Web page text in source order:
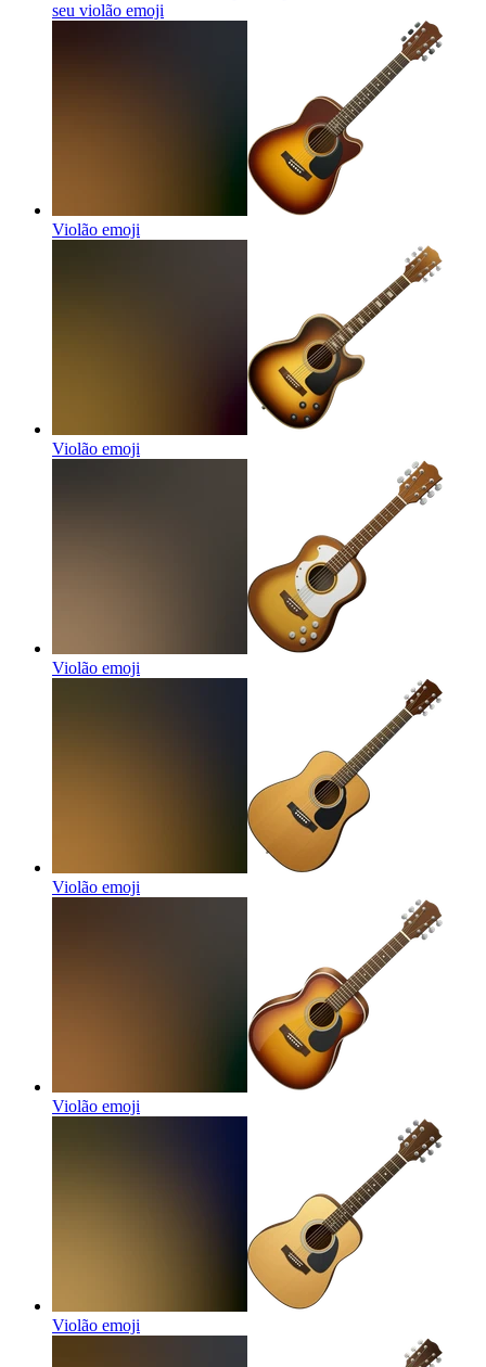
seu violão emoji
Violão emoji
Violão emoji
Violão emoji
Violão emoji
Violão emoji
Violão emoji